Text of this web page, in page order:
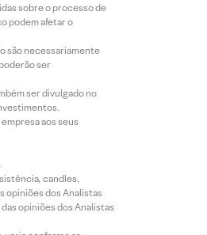
sobre o processo de
podem afetar o
são necessariamente
ser
ser divulgado no
aos seus
candles,
opiniões dos Analistas
opiniões dos Analistas